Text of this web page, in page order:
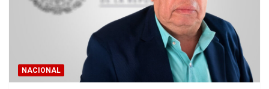
NACIONAL